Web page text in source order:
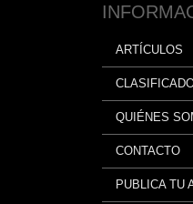
ARTÍCULOS
QUIÉNES
CONTACTO
PUBLICA TU